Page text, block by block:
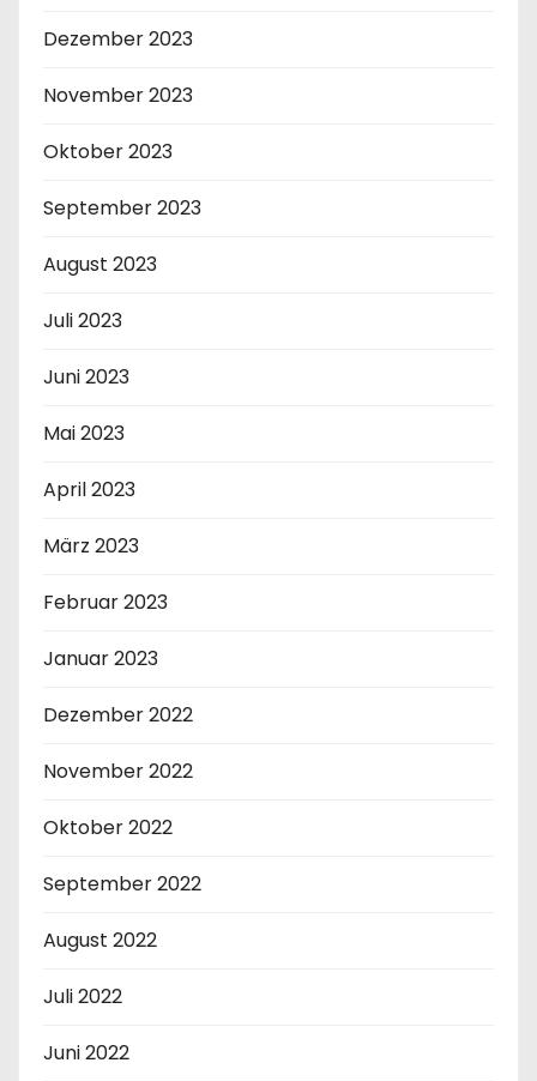
Dezember 2023
November 2023
Oktober 2023
September 2023
August 2023
Juli 2023
Juni 2023
Mai 2023
April 2023
März 2023
Februar 2023
Januar 2023
Dezember 2022
November 2022
Oktober 2022
September 2022
August 2022
Juli 2022
Juni 2022